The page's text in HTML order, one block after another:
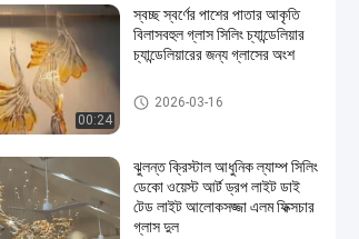
00:24
স্বচ্ছ স্বর্ণের পাশের পাতার আকৃতি
বিলাসবহুল গ্লাস সিলিং চ্যান্ডেলিয়ার
চ্যান্ডেলিয়ারের জন্য গ্লাসের অংশ
বড় ফোয়্যার চ্যান্ডেলিয়ার
2026-03-16
ঝুলন্ত ক্রিস্টাল আধুনিক ল্যাম্প সিলিং
ডেকো ওয়েস্ট আর্ট ড্রপ লাইট ডাই
টেড লাইট আলোকসজ্জা এলম ফিক্সচার
গ্লাস দুল